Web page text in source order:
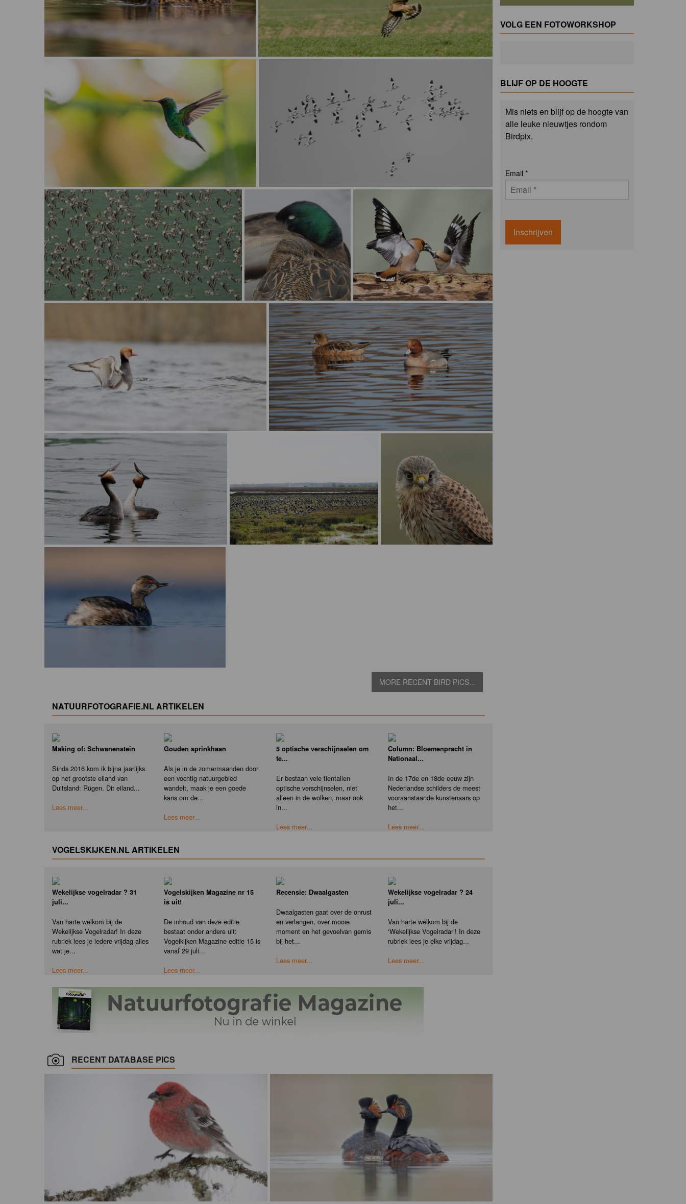
MORE RECENT BIRD PICS...
NATUURFOTOGRAFIE.NL ARTIKELEN
Making of: Schwanenstein
Sinds 2016 kom ik bijna jaarlijks
op het grootste eiland van
Duitsland: Rügen. Dit eiland...
Lees meer...
Gouden sprinkhaan
Als je in de zomermaanden door
een vochtig natuurgebied
wandelt, maak je een goede
kans om de...
Lees meer...
5 optische verschijnselen om
te...
Er bestaan vele tientallen
optische verschijnselen, niet
alleen in de wolken, maar ook
in...
Lees meer...
Column: Bloemenpracht in
Nationaal...
In de 17de en 18de eeuw zijn
Nederlandse schilders de meest
vooraanstaande kunstenaars op
het...
Lees meer...
VOGELSKIJKEN.NL ARTIKELEN
Wekelijkse vogelradar ? 31
juli...
Van harte welkom bij de
Wekelijkse Vogelradar! In deze
rubriek lees je iedere vrijdag alles
wat je...
Lees meer...
Vogelskijken Magazine nr 15
is uit!
De inhoud van deze editie
bestaat onder andere uit:
Vogelkijken Magazine editie 15 is
vanaf 29 juli...
Lees meer...
Recensie: Dwaalgasten
Dwaalgasten gaat over de onrust
en verlangen, over mooie
moment en het gevoelvan gemis
bij het...
Lees meer...
Wekelijkse vogelradar ? 24
juli...
Van harte welkom bij de
‘Wekelijkse Vogelradar’! In deze
rubriek lees je elke vrijdag...
Lees meer...
RECENT DATABASE PICS
VOLG EEN FOTOWORKSHOP
BLIJF OP DE HOOGTE
Mis niets en blijf op de hoogte van
alle leuke nieuwtjes rondom
Birdpix.
Email *
Inschrijven